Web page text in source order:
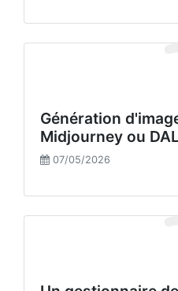
Génération
Midjourney ou
07/05/2026